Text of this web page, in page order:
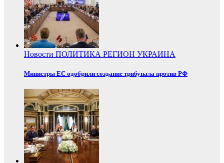
Новости ПОЛИТИКА РЕГИОН УКРАИНА
Министры ЕС одобрили создание трибунала против РФ